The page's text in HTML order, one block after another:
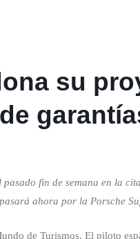
su
fin de semana en la
ahora por la Porsche
de Turismos. El piloto